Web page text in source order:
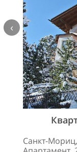
Санкт-
‹